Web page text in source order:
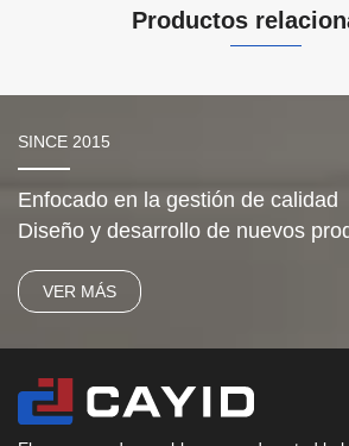
Productos
SINCE 2015
Enfocado en la gestión de calidad
Diseño y desarrollo de nuevos
VER MÁS